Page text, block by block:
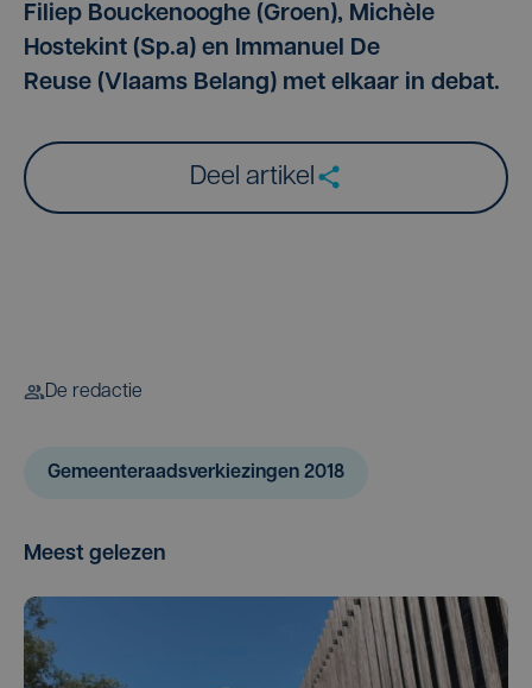
Filiep Bouckenooghe (Groen), Michèle
Hostekint (Sp.a) en Immanuel De
Reuse (Vlaams Belang) met elkaar in debat.
Deel artikel
De redactie
Gemeenteraadsverkiezingen 2018
Meest gelezen